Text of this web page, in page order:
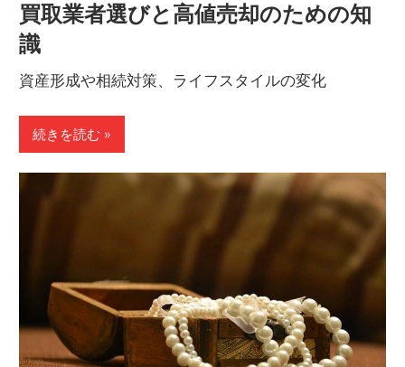
買取業者選びと高値売却のための知
識
資産形成や相続対策、ライフスタイルの変化
続きを読む